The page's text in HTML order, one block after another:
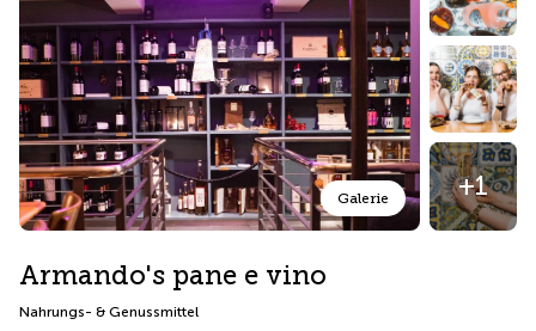
Galerie +1
Armando's pane e vino
Nahrungs- & Genussmittel